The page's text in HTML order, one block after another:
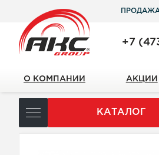
+7
О КОМПАНИИ АКЦИИ
КАТАЛОГ